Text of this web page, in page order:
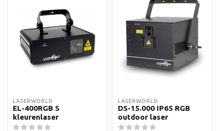
LASERWORLD
EL-400RGB S
kleurenlaser
LASERWORLD
DS-15.000 IP65 RGB
outdoor laser